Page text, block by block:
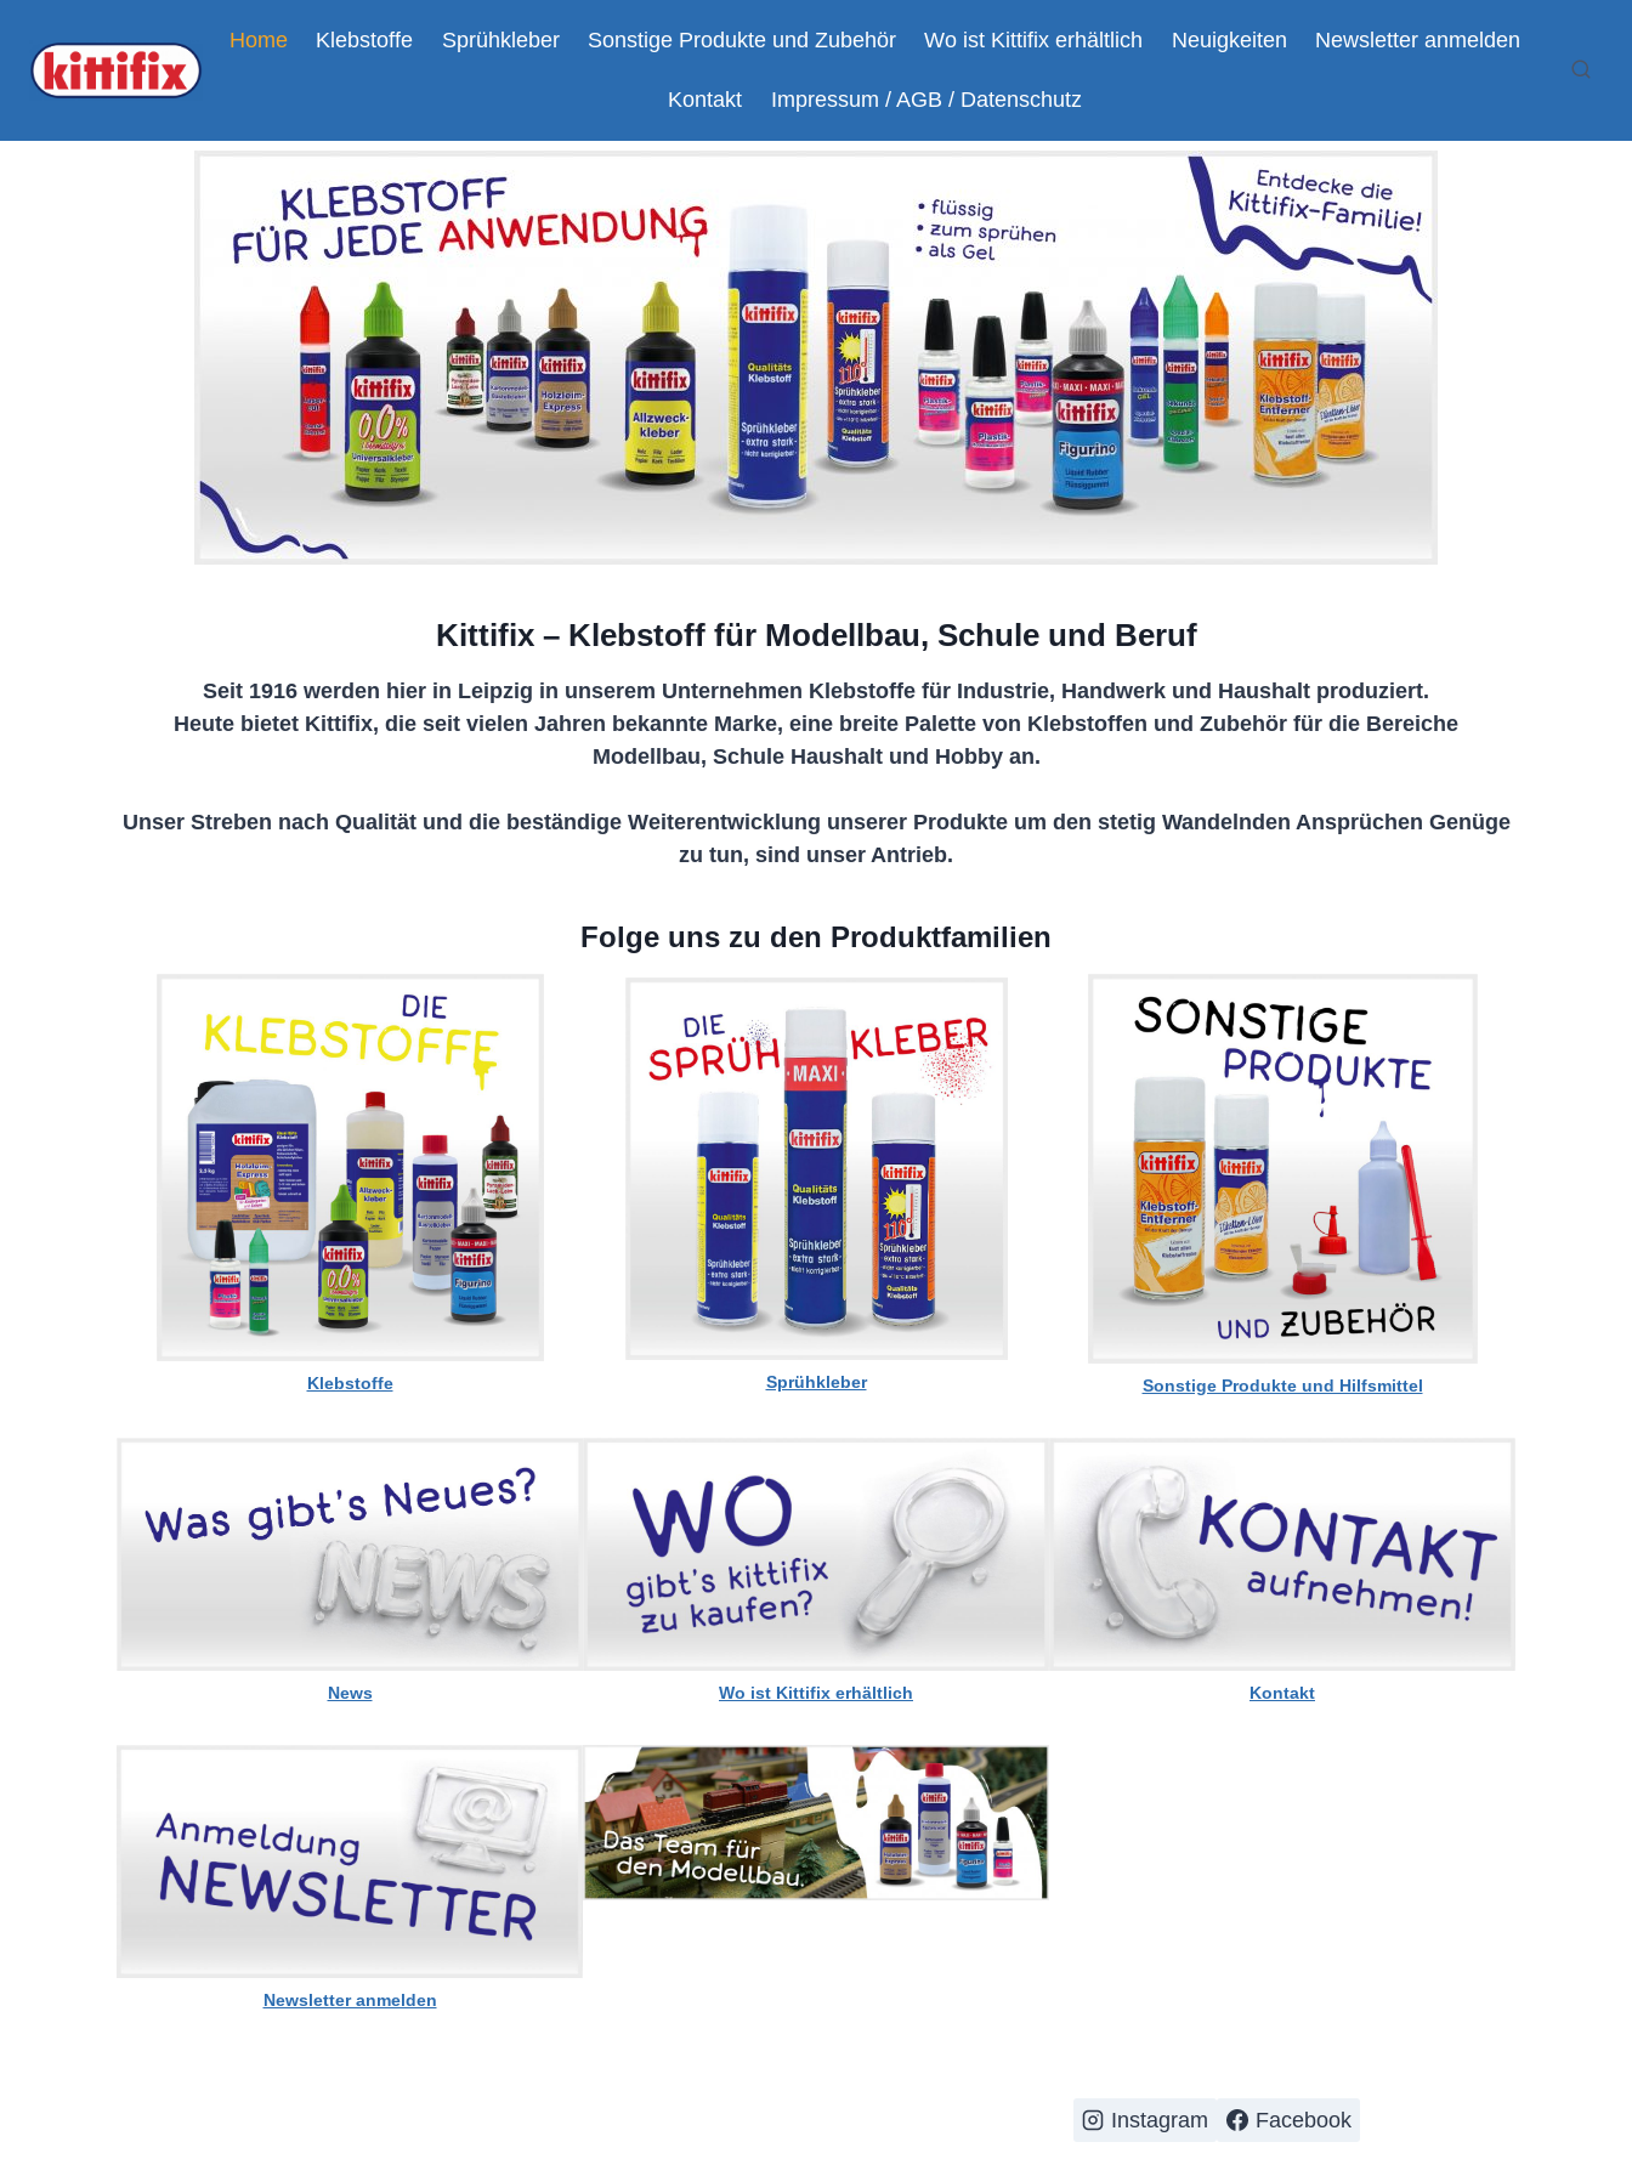
Inhalt
springen
Home Klebstoffe Sprühkleber Sonstige Produkte und Zubehör Wo ist Kittifix erhältlich Neuigkeiten Newsletter anmelden
Kontakt Impressum / AGB / Datenschutz
Kittifix – Klebstoff für Modellbau, Schule und Beruf
Seit 1916 werden hier in Leipzig in unserem Unternehmen Klebstoffe für Industrie, Handwerk und Haushalt produziert.
Heute bietet Kittifix, die seit vielen Jahren bekannte Marke, eine breite Palette von Klebstoffen und Zubehör für die Bereiche
Modellbau, Schule Haushalt und Hobby an.
Unser Streben nach Qualität und die beständige Weiterentwicklung unserer Produkte um den stetig Wandelnden Ansprüchen Genüge
zu tun, sind unser Antrieb.
Folge uns zu den Produktfamilien
Klebstoffe Sprühkleber Sonstige Produkte und Hilfsmittel
News Wo ist Kittifix erhältlich Kontakt
Newsletter anmelden
Instagram Facebook